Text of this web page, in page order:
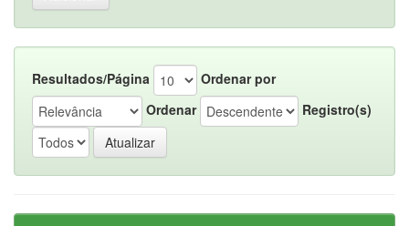
Resultados/Página
Ordenar por
Ordenar
Registro(s)